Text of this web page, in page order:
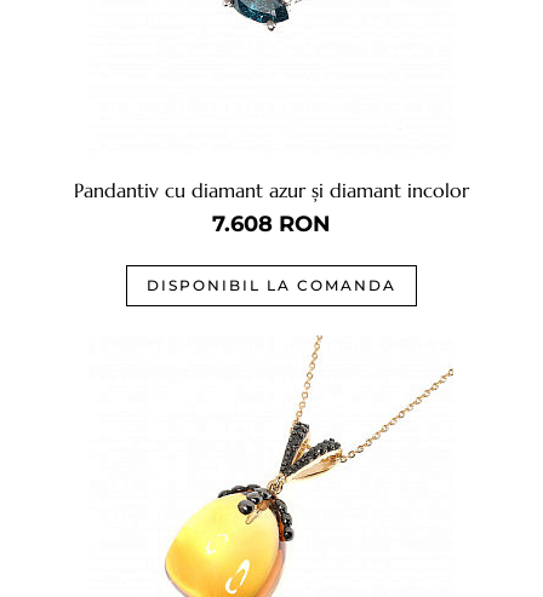
Pandantiv cu diamant azur și diamant incolor
7.608 RON
DISPONIBIL LA COMANDA